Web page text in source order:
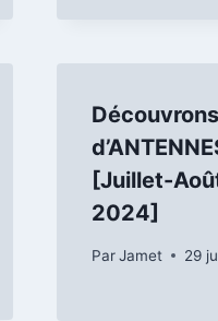
[Juillet-
2024]
Par Jamet 29